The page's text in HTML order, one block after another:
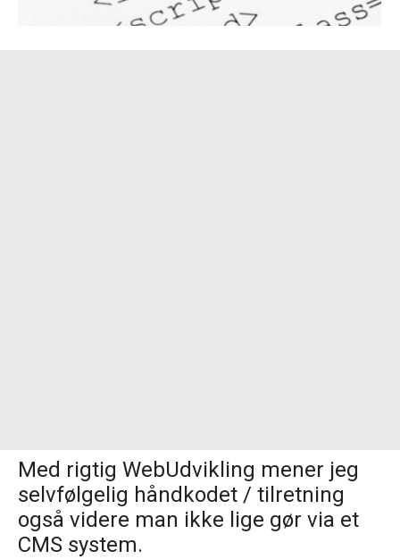
Med rigtig WebUdvikling mener jeg
selvfølgelig håndkodet / tilretning
også videre man ikke lige gør via et
CMS system.